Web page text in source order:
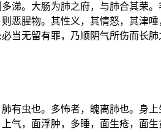
涕。大肠为肺之府，与肺合其荣
恶腥物。其性义，其情怒，其津
当无留有罪，乃顺阴气所伤而长肺
有虫也。多怖者，魄离肺也。身
气，面浮肿，多睡，面生疮，面